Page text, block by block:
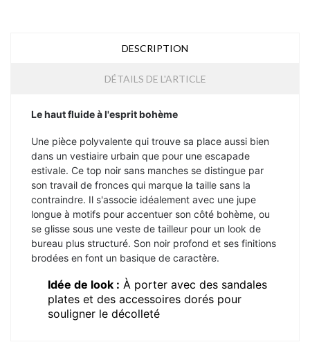
DESCRIPTION
DÉTAILS DE L'ARTICLE
Le haut fluide à l'esprit bohème
Une pièce polyvalente qui trouve sa place aussi bien
dans un vestiaire urbain que pour une escapade
estivale. Ce top noir sans manches se distingue par
son travail de fronces qui marque la taille sans la
contraindre. Il s'associe idéalement avec une jupe
longue à motifs pour accentuer son côté bohème, ou
se glisse sous une veste de tailleur pour un look de
bureau plus structuré. Son noir profond et ses finitions
brodées en font un basique de caractère.
Idée de look : À porter avec des sandales
plates et des accessoires dorés pour
souligner le décolleté